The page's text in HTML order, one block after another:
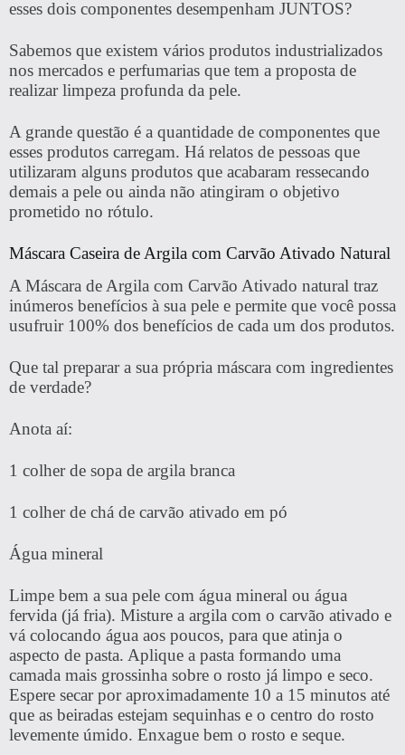
esses dois componentes desempenham JUNTOS?
Sabemos que existem vários produtos industrializados
nos mercados e perfumarias que tem a proposta de
realizar limpeza profunda da pele.
A grande questão é a quantidade de componentes que
esses produtos carregam. Há relatos de pessoas que
utilizaram alguns produtos que acabaram ressecando
demais a pele ou ainda não atingiram o objetivo
prometido no rótulo.
Máscara Caseira de Argila com Carvão Ativado Natural
A Máscara de Argila com Carvão Ativado natural traz
inúmeros benefícios à sua pele e permite que você possa
usufruir 100% dos benefícios de cada um dos produtos.
Que tal preparar a sua própria máscara com ingredientes
de verdade?
Anota aí:
1 colher de sopa de argila branca
1 colher de chá de carvão ativado em pó
Água mineral
Limpe bem a sua pele com água mineral ou água
fervida (já fria). Misture a argila com o carvão ativado e
vá colocando água aos poucos, para que atinja o
aspecto de pasta. Aplique a pasta formando uma
camada mais grossinha sobre o rosto já limpo e seco.
Espere secar por aproximadamente 10 a 15 minutos até
que as beiradas estejam sequinhas e o centro do rosto
levemente úmido. Enxague bem o rosto e seque.